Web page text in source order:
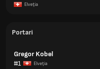
Elveţia
Portari
Gregor Kobel
#1
Elveţia